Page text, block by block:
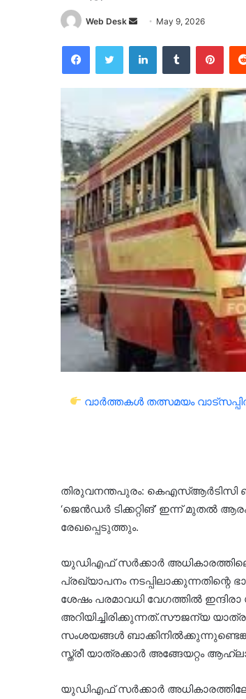
Web Desk
Send
email
May 9, 2026
FacebookTwitter LinkedInTumblr
വാർത്തകൾ തത്സമയം
തിരുവനന്തപുരം: കെഎസ്ആർടിസി
‘ജെൻഡർ ടിക്കറ്റിങ്’ ഇന്ന് മുതൽ
രേഖപ്പെടുത്തും.
യുഡിഎഫ് സര്‍ക്കാര്‍
പ്രഖ്യാപനം നടപ്പിലാക്കുന്നതിന്റെ
ശേഷം പരമാവധി വേഗത്തില്‍
അറിയിച്ചിരിക്കുന്നത്.സൗജന്യ
സംശയങ്ങള്‍
സ്ത്രീ യാത്രക്കാര്‍ അങ്ങേയറ്റം
യുഡിഎഫ് സര്‍ക്കാര്‍